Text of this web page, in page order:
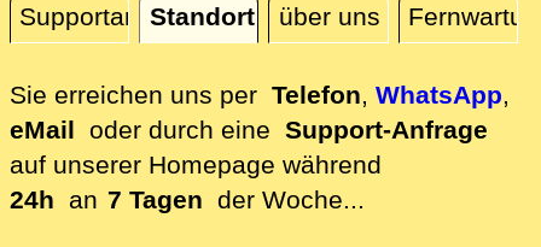
SupportanfrageStandort über uns
Standort
Sie erreichen uns per Telefon, WhatsApp,
eMail oder durch eine Support-Anfrage
auf unserer Homepage während
24h an 7 Tagen der Woche...